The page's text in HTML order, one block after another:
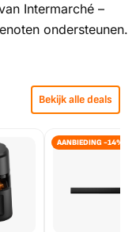
Intermarché –
ondersteunen.
Bekijk alle deals
AANBIEDING -14%